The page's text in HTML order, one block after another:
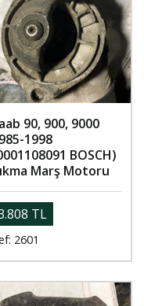
90, 900, 9000
1998
BOSCH)
Marş Motoru
TL
2601